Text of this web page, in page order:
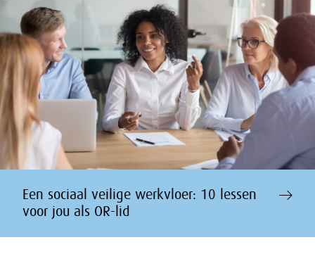
Een sociaal veilige werkvloer: 10 lessen
voor jou als OR-lid